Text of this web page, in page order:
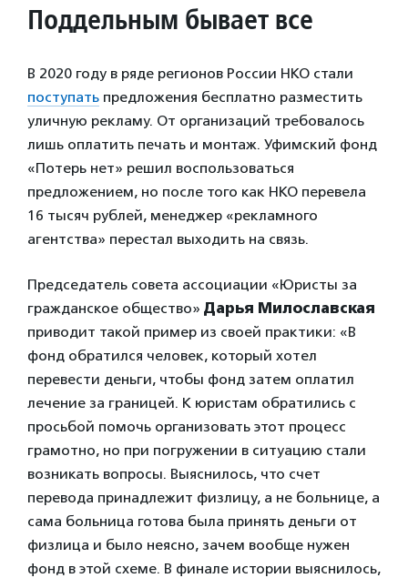
Поддельным бывает все
В 2020 году в ряде регионов России НКО стали
поступать предложения бесплатно разместить
уличную рекламу. От организаций требовалось
лишь оплатить печать и монтаж. Уфимский фонд
«Потерь нет» решил воспользоваться
предложением, но после того как НКО перевела
16 тысяч рублей, менеджер «рекламного
агентства» перестал выходить на связь.
Председатель совета ассоциации «Юристы за
гражданское общество» Дарья Милославская
приводит такой пример из своей практики: «В
фонд обратился человек, который хотел
перевести деньги, чтобы фонд затем оплатил
лечение за границей. К юристам обратились с
просьбой помочь организовать этот процесс
грамотно, но при погружении в ситуацию стали
возникать вопросы. Выяснилось, что счет
перевода принадлежит физлицу, а не больнице, а
сама больница готова была принять деньги от
физлица и было неясно, зачем вообще нужен
фонд в этой схеме. В финале истории выяснилось,